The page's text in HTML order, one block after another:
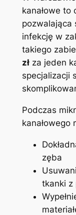
kanałowe to‌
pozwalająca
infekcję w
takiego⁤
złza jeden
specjalizacji
Podczas
kanałowego‍
⁣zęba
tkanki z